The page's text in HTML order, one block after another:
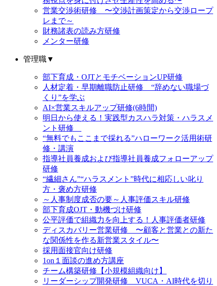
営業交渉術研修 〜交渉計画策定から交渉ロープ
レまで～
財務諸表の読み方研修
メンター研修
管理職▼
部下育成・OJTとモチベーションUP研修
人材定着・早期離職防止研修 “辞めない職場づ
くり”を学ぶ
AI×営業スキルアップ研修(6時間)
明日から使える！実践型カスハラ対策・ハラスメ
ント研修
“無料でもここまで採れる”ハローワーク活用術研
修・講演
指導社員養成および指導社員養成フォローアップ
研修
“繊細さん”“ハラスメント”時代に相応しい叱り
方・褒め方研修
～人事制度成否の要～人事評価スキル研修
部下育成OJT・動機づけ研修
公平評価で組織力を向上する！人事評価者研修
ディスカバリー営業研修 〜顧客と営業との新た
な関係性を作る新営業スタイル〜
採用面接官向け研修
1on１面談の進め方講座
チーム構築研修【小規模組織向け】
リーダーシップ開発研修 VUCA・AI時代を切り